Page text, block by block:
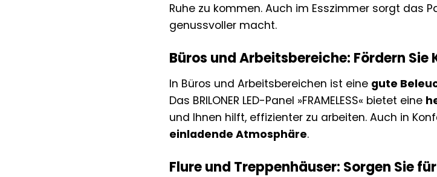
Ruhe zu kommen. Auch im Esszimmer sorgt das
genussvoller macht.
Büros und Arbeitsbereiche: Fördern
In Büros und Arbeitsbereichen ist eine gute
Das BRILONER LED-Panel »FRAMELESS« bietet eine
und Ihnen hilft, effizienter zu arbeiten. Auch in
einladende Atmosphäre.
Flure und Treppenhäuser: Sorgen Sie